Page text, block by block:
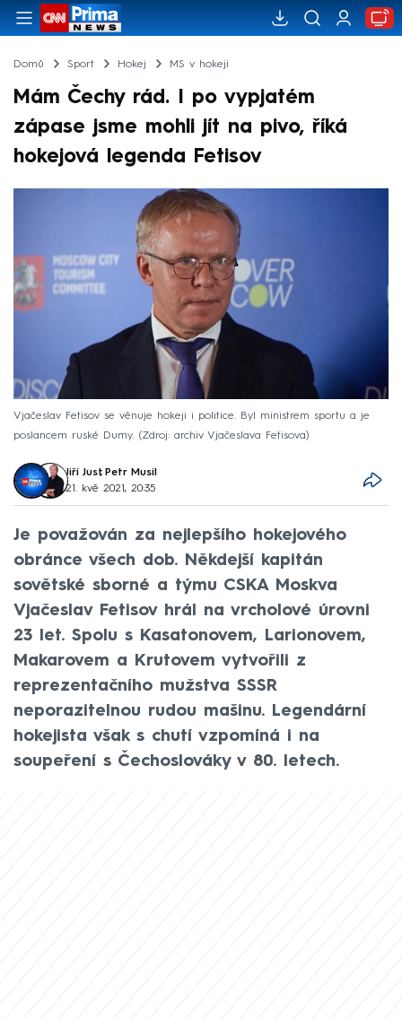
Domů Sport Hokej MS v hokeji
Mám Čechy rád. I po vypjatém
zápase jsme mohli jít na pivo, říká
hokejová legenda Fetisov
Vjačeslav Fetisov se věnuje hokeji i politice. Byl ministrem sportu a je
poslancem ruské Dumy.
Zdroj: archiv Vjačeslava Fetisova
Jiří Just, Petr Musil
21. kvě 2021, 20:35
Je považován za nejlepšího hokejového
obránce všech dob. Někdejší kapitán
sovětské sborné a týmu CSKA Moskva
Vjačeslav Fetisov hrál na vrcholové úrovni
23 let. Spolu s Kasatonovem, Larionovem,
Makarovem a Krutovem vytvořili z
reprezentačního mužstva SSSR
neporazitelnou rudou mašinu. Legendární
hokejista však s chutí vzpomíná i na
soupeření s Čechoslováky v 80. letech.